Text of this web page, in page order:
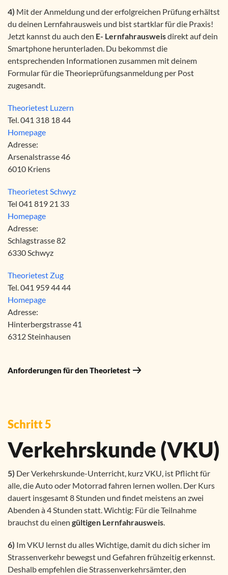
4) Mit der Anmeldung und der erfolgreichen Prüfung erhältst
du deinen Lernfahrausweis und bist startklar für die Praxis!
Jetzt kannst du auch den E- Lernfahrausweisdirekt auf dein
Smartphone herunterladen. Du bekommst die
entsprechenden Informationen zusammen mit deinem
Formular für die Theorieprüfungsanmeldung per Post
zugesandt.
Theorietest Luzern
Tel. 041 318 18 44
Homepage
Adresse:
Arsenalstrasse 46
6010 Kriens
Theorietest Schwyz
Tel 041 819 21 33
Homepage
Adresse:
Schlagstrasse 82
6330 Schwyz
Theorietest Zug
Tel. 041 959 44 44
Homepage
Adresse:
Hinterbergstrasse 41
6312 Steinhausen
Anforderungen für den Theorietest
Schritt 5
Verkehrskunde (VKU)
5) Der Verkehrskunde-Unterricht, kurz VKU, ist Pflicht für
alle, die Auto oder Motorrad fahren lernen wollen. Der Kurs
dauert insgesamt 8 Stunden und findet meistens an zwei
Abenden à 4 Stunden statt. Wichtig: Für die Teilnahme
brauchst du einen gültigen Lernfahrausweis.
6) Im VKU lernst du alles Wichtige, damit du dich sicher im
Strassenverkehr bewegst und Gefahren frühzeitig erkennst.
Deshalb empfehlen die Strassenverkehrsämter, den